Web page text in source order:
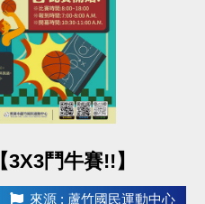
鬥牛賽!!】
來源 : 蘆竹國民運動中心